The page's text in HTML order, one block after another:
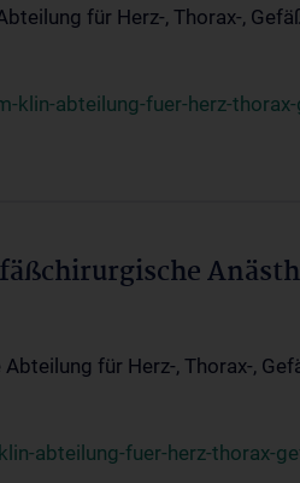
für Herz-, Thorax-,
abteilung-fuer-herz-
für Herz-, Thorax-,
abteilung-fuer-herz-thorax-